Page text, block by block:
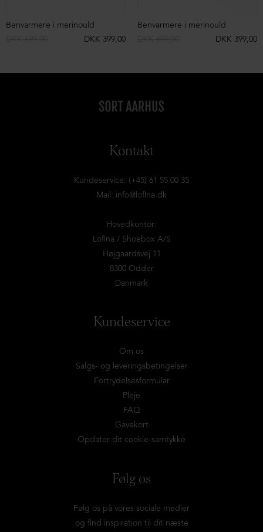
Benvarmere i merinould
DKK 399,00
Benvarmere i merinould
DKK 399,00
Kontakt
Kundeservice: (+45) 61 55 00 35
Mail: info@lofina.dk
Hovedkontor:
Lofina / Shoebox A/S
Højgaardsvej 11
8300 Odder
Danmark
Kundeservice
Om os
Salgs- og leveringsbetingelser
Fortrydelsesformular
Pleje
FAQ
Gavekort
Opdater dit cookie-samtykke
Følg os
Følg os på vores sociale medier
og find inspiration til dit næste